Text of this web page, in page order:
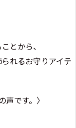
とから、
れるお守りアイテ
です。〉